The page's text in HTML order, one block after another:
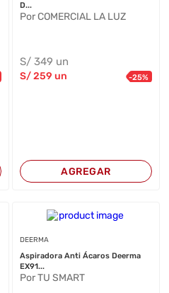
D...
Por COMERCIAL LA LUZ
S/ 349 un
S/259 un -25%
AGREGAR
DEERMA
Aspiradora Anti Ácaros Deerma
EX91...
Por TU SMART